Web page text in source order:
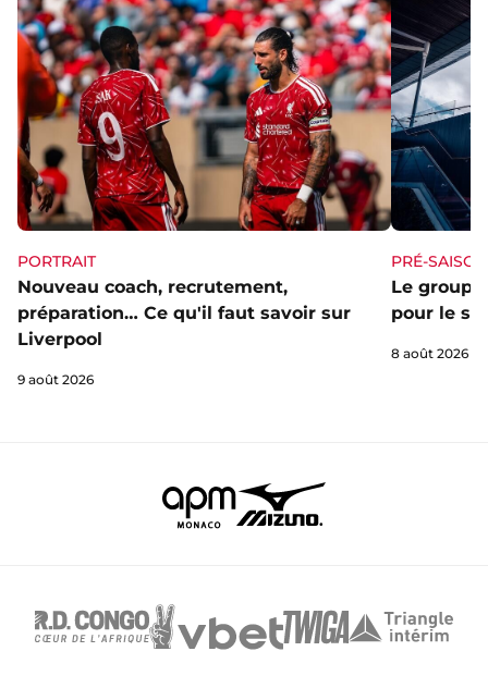
PORTRAIT
Nouveau coach, recrutement,
préparation… Ce qu'il faut savoir sur
Liverpool
9 août 2026
PRÉ-SAISON
Le groupe
pour le
8 août 2026